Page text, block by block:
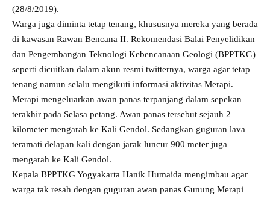
(28/8/2019).
Warga juga diminta tetap tenang, khususnya mereka yang berada
di kawasan Rawan Bencana II. Rekomendasi Balai Penyelidikan
dan Pengembangan Teknologi Kebencanaan Geologi (BPPTKG)
seperti dicuitkan dalam akun resmi twitternya, warga agar tetap
tenang namun selalu mengikuti informasi aktivitas Merapi.
Merapi mengeluarkan awan panas terpanjang dalam sepekan
terakhir pada Selasa petang. Awan panas tersebut sejauh 2
kilometer mengarah ke Kali Gendol. Sedangkan guguran lava
teramati delapan kali dengan jarak luncur 900 meter juga
mengarah ke Kali Gendol.
Kepala BPPTKG Yogyakarta Hanik Humaida mengimbau agar
warga tak resah dengan guguran awan panas Gunung Merapi